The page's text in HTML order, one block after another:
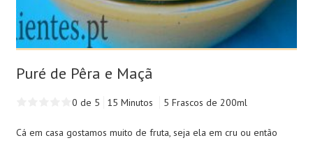
Puré de Pêra e Maçã
0 de 5 15 Minutos 5 Frascos de 200ml
Cá em casa gostamos muito de fruta, seja ela em cru ou então